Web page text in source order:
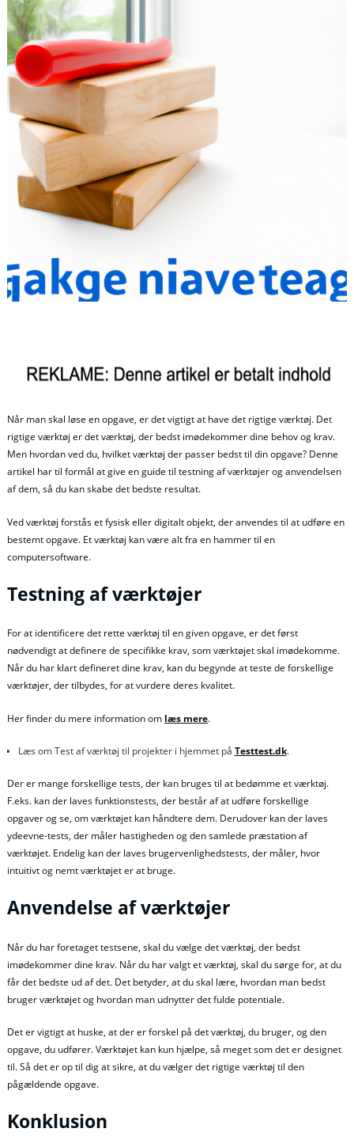
Når man skal løse en opgave, er det vigtigt at have det rigtige værktøj. Det
rigtige værktøj er det værktøj, der bedst imødekommer dine behov og krav.
Men hvordan ved du, hvilket værktøj der passer bedst til din opgave? Denne
artikel har til formål at give en guide til testning af værktøjer og anvendelsen
af dem, så du kan skabe det bedste resultat.
Ved værktøj forstås et fysisk eller digitalt objekt, der anvendes til at udføre en
bestemt opgave. Et værktøj kan være alt fra en hammer til en
computersoftware.
Testning af værktøjer
For at identificere det rette værktøj til en given opgave, er det først
nødvendigt at definere de specifikke krav, som værktøjet skal imødekomme.
Når du har klart defineret dine krav, kan du begynde at teste de forskellige
værktøjer, der tilbydes, for at vurdere deres kvalitet.
Her finder du mere information om læs mere.
Læs om Test af værktøj til projekter i hjemmet på Testtest.dk.
Der er mange forskellige tests, der kan bruges til at bedømme et værktøj.
F.eks. kan der laves funktionstests, der består af at udføre forskellige
opgaver og se, om værktøjet kan håndtere dem. Derudover kan der laves
ydeevne-tests, der måler hastigheden og den samlede præstation af
værktøjet. Endelig kan der laves brugervenlighedstests, der måler, hvor
intuitivt og nemt værktøjet er at bruge.
Anvendelse af værktøjer
Når du har foretaget testsene, skal du vælge det værktøj, der bedst
imødekommer dine krav. Når du har valgt et værktøj, skal du sørge for, at du
får det bedste ud af det. Det betyder, at du skal lære, hvordan man bedst
bruger værktøjet og hvordan man udnytter det fulde potentiale.
Det er vigtigt at huske, at der er forskel på det værktøj, du bruger, og den
opgave, du udfører. Værktøjet kan kun hjælpe, så meget som det er designet
til. Så det er op til dig at sikre, at du vælger det rigtige værktøj til den
pågældende opgave.
Konklusion